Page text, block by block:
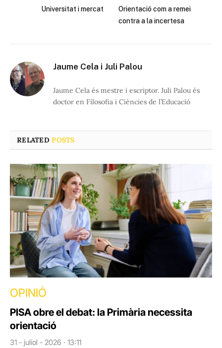
Universitat i mercat
Orientació com a remei
contra a la incertesa
Jaume Cela i Juli Palou
Jaume Cela és mestre i escriptor. Juli Palou és
doctor en Filosofia i Ciències de l’Educació
RELATEDPOSTS
OPINIÓ
PISA obre el debat: la Primària necessita
orientació
31 - juliol - 2026 · 13:11